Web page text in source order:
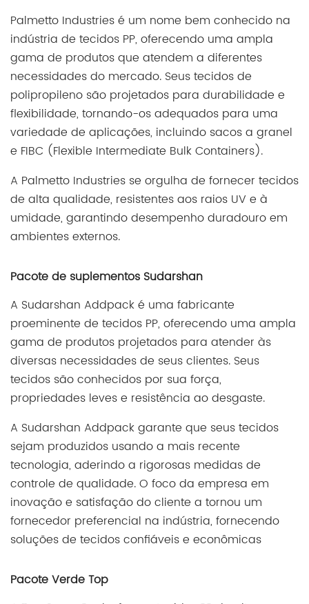
Palmetto Industries é um nome bem conhecido na
indústria de tecidos PP, oferecendo uma ampla
gama de produtos que atendem a diferentes
necessidades do mercado. Seus tecidos de
polipropileno são projetados para durabilidade e
flexibilidade, tornando-os adequados para uma
variedade de aplicações, incluindo sacos a granel
e FIBC (Flexible Intermediate Bulk Containers).
A Palmetto Industries se orgulha de fornecer tecidos
de alta qualidade, resistentes aos raios UV e à
umidade, garantindo desempenho duradouro em
ambientes externos.
Pacote de suplementos Sudarshan
A Sudarshan Addpack é uma fabricante
proeminente de tecidos PP, oferecendo uma ampla
gama de produtos projetados para atender às
diversas necessidades de seus clientes. Seus
tecidos são conhecidos por sua força,
propriedades leves e resistência ao desgaste.
A Sudarshan Addpack garante que seus tecidos
sejam produzidos usando a mais recente
tecnologia, aderindo a rigorosas medidas de
controle de qualidade. O foco da empresa em
inovação e satisfação do cliente a tornou um
fornecedor preferencial na indústria, fornecendo
soluções de tecidos confiáveis e econômicas
Pacote Verde Top